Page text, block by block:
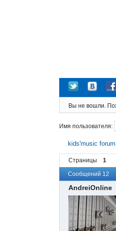
Вы не вошли.
Имя пользователя:
kids'music forum
Страницы 1
Сообщений 12
AndreiOnline